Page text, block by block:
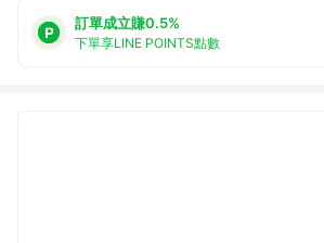
訂單成立賺0.5%
下單享LINE POINTS點數